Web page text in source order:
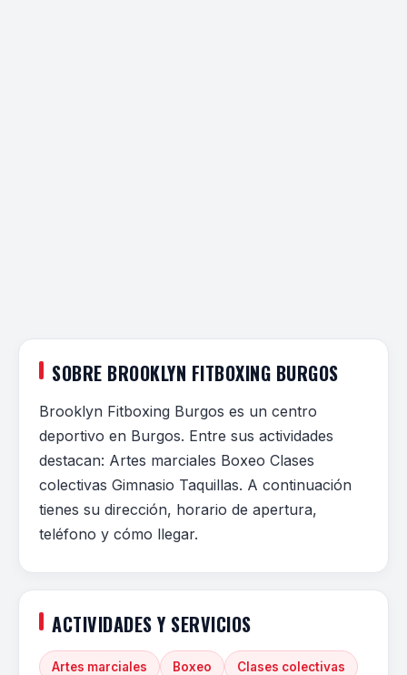
SOBRE BROOKLYN FITBOXING BURGOS
Brooklyn Fitboxing Burgos es un centro
deportivo en Burgos. Entre sus actividades
destacan: Artes marciales Boxeo Clases
colectivas Gimnasio Taquillas. A continuación
tienes su dirección, horario de apertura,
teléfono y cómo llegar.
ACTIVIDADES Y SERVICIOS
Artes marciales Boxeo Clases colectivas